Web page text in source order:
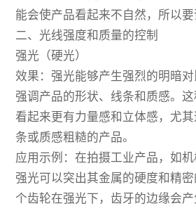
能会使产品看起来不自然，所以要
二、光线强度和质量的控制
强光（硬光）
效果：强光能够产生强烈的明暗对
强调产品的形状、线条和质感。
看起来更有力量感和立体感，尤
条或质感粗糙的产品。
应用示例：在拍摄工业产品，如机
强光可以突出其金属的硬度和精
个齿轮在强光下，齿牙的边缘会